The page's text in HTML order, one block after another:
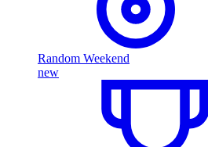
Random Weekend
new